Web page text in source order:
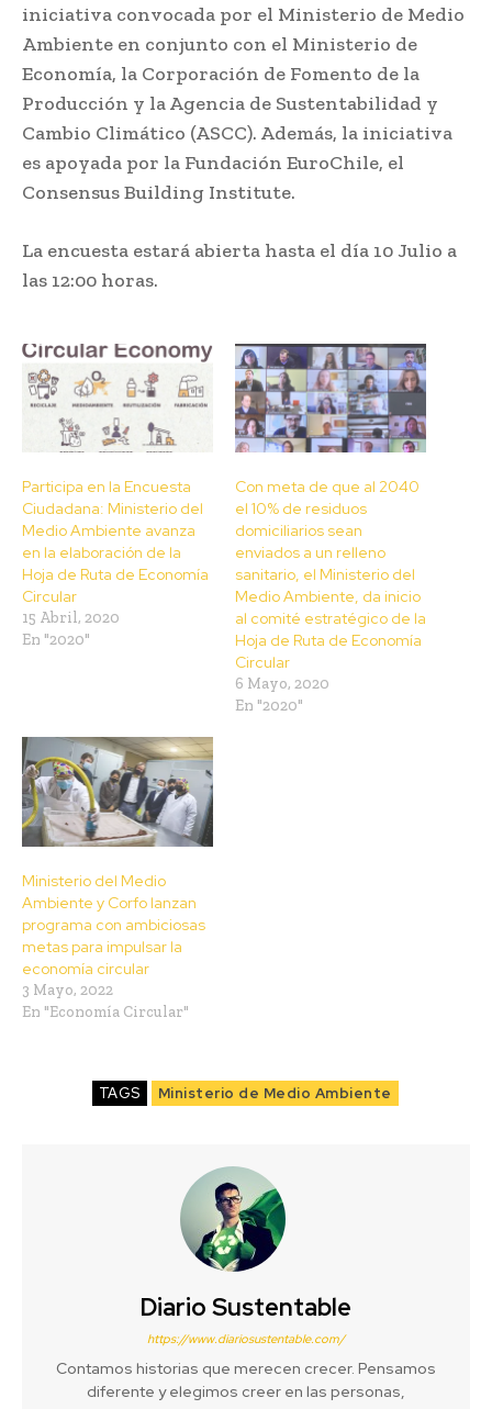
iniciativa convocada por el Ministerio de Medio
Ambiente en conjunto con el Ministerio de
Economía, la Corporación de Fomento de la
Producción y la Agencia de Sustentabilidad y
Cambio Climático (ASCC). Además, la iniciativa
es apoyada por la Fundación EuroChile, el
Consensus Building Institute.
La encuesta estará abierta hasta el día 10 Julio a
las 12:00 horas.
Participa en la Encuesta
Ciudadana: Ministerio del
Medio Ambiente avanza
en la elaboración de la
Hoja de Ruta de Economía
Circular
15 Abril, 2020
En "2020"
Con meta de que al 2040
el 10% de residuos
domiciliarios sean
enviados a un relleno
sanitario, el Ministerio del
Medio Ambiente, da inicio
al comité estratégico de la
Hoja de Ruta de Economía
Circular
6 Mayo, 2020
En "2020"
Ministerio del Medio
Ambiente y Corfo lanzan
programa con ambiciosas
metas para impulsar la
economía circular
3 Mayo, 2022
En "Economía Circular"
TAGS Ministerio de Medio Ambiente
Diario Sustentable
https://www.diariosustentable.com/
Contamos historias que merecen crecer. Pensamos
diferente y elegimos creer en las personas,